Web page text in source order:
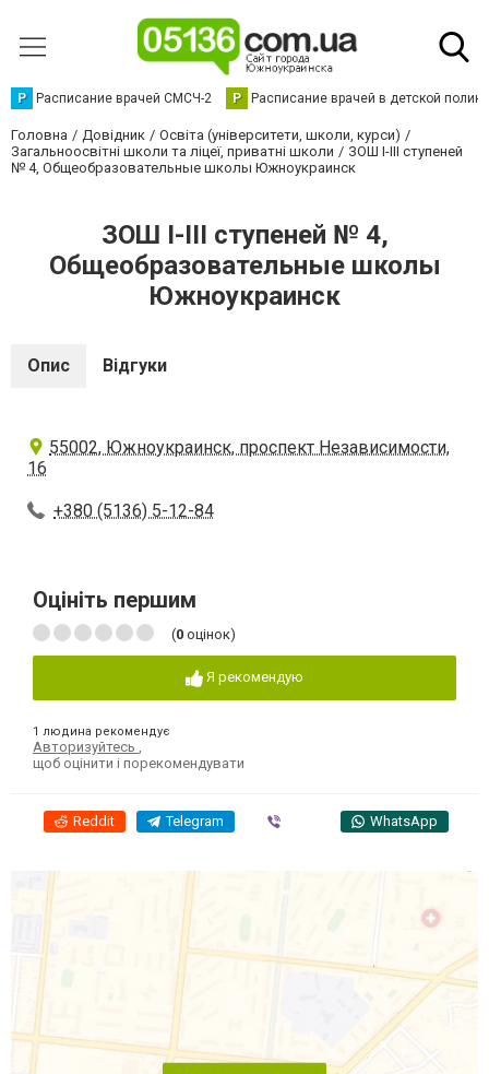
Р Расписание врачей СМСЧ-2 Р Расписание врачей в детской
Головна Довідник
Освіта (університети, школи, курси)
Загальноосвітні школи та ліцеї, приватні школи
ЗОШ I-III ступеней
№ 4, Общеобразовательные школы Южноукраинск
ЗОШ I-III ступеней № 4,
Общеобразовательные школы
Южноукраинск
Опис Відгуки
55002, Южноукраинск, проспект Независимости,
16
+380 (5136) 5-12-84
Оцініть першим
(0 оцінок)
Я рекомендую
1 людина рекомендує
Авторизуйтесь
щоб оцінити і порекомендувати
Reddit Telegram WhatsApp